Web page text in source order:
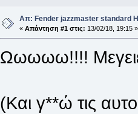
Απ: Fender jazzmaster standard
« Απάντηση #1 στις: 13/02/18, 19:15 »
Ωωωωω!!!!
(Και γ**ώ τις